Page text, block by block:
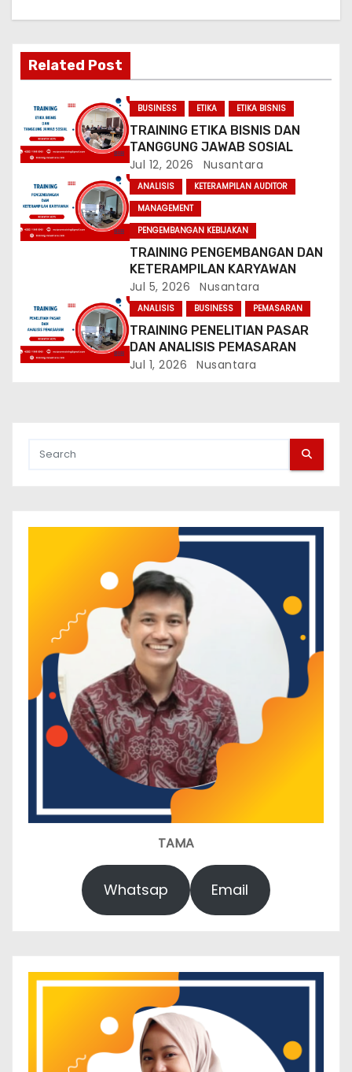
a
v
g
a
t
i
Related Post
BUSINESS ETIKA ETIKA BISNIS
TRAINING ETIKA BISNIS DAN
TANGGUNG JAWAB SOSIAL
Jul 12, 2026 Nusantara
ANALISIS
KETERAMPILAN AUDITOR
MANAGEMENT
PENGEMBANGAN KEBIJAKAN
TRAINING PENGEMBANGAN DAN
KETERAMPILAN KARYAWAN
Jul 5, 2026 Nusantara
ANALISIS BUSINESS PEMASARAN
TRAINING PENELITIAN PASAR
DAN ANALISIS PEMASARAN
Jul 1, 2026 Nusantara
TAMA
Whatsap Email